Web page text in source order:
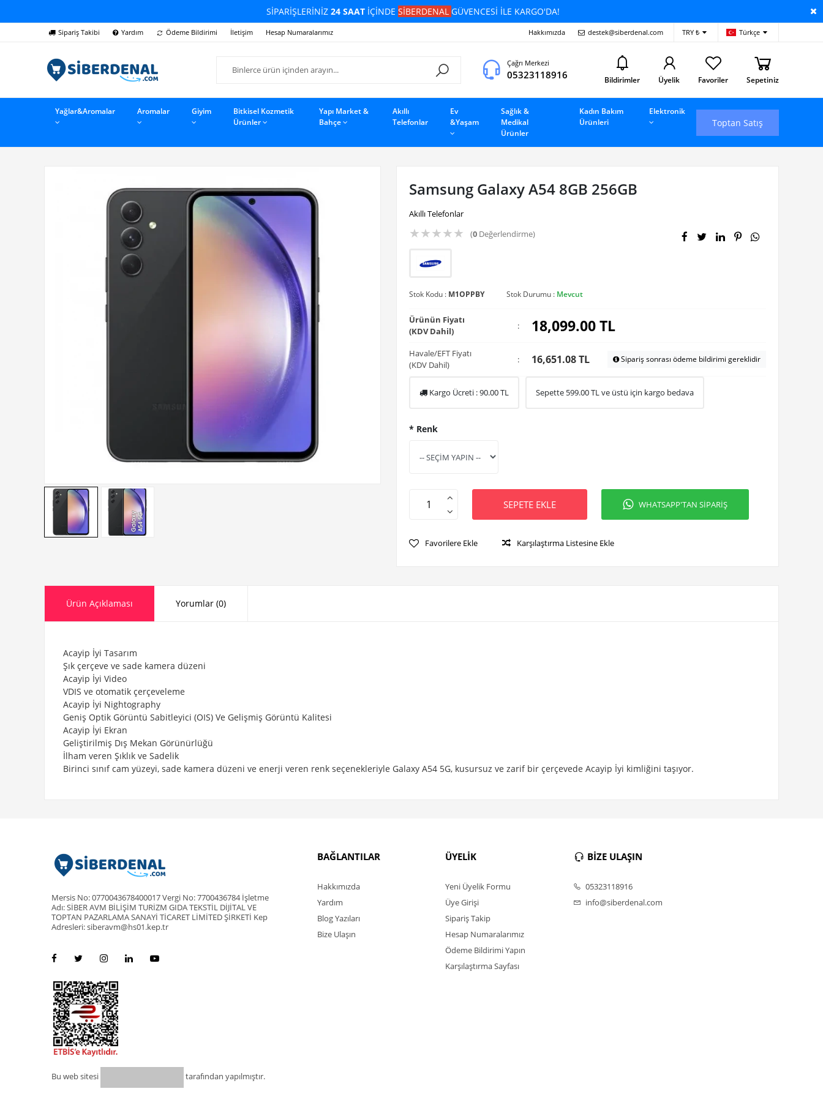
SİPARİŞLERİNİZ 24 SAATİÇİNDE SİBERDENAL GÜVENCESİ İLE KARGO'DA!
Sipariş Takibi Yardım Ödeme Bildirimi İletişim Hesap Numaralarımız Hakkımızda destek@siberdenal.com TRY ₺ Türkçe
Çağrı Merkezi
05323118916 Bildirimler Üyelik Favoriler Sepetiniz
Yağlar&Aromalar Aromalar Giyim
Bitkisel Kozmetik
Ürünler
Yapı Market &
Bahçe
Akıllı
Telefonlar
Ev
&Yaşam
Sağlık &
Medikal
Ürünler
Kadın Bakım
Ürünleri
Elektronik
Toptan Satış
Samsung Galaxy A54 8GB 256GB
Akıllı Telefonlar
★★★★★ (0 Değerlendirme)
Stok Kodu : M1OPPBY Stok Durumu : Mevcut
Ürünün Fiyatı
(KDV Dahil)
: 18,099.00TL
Havale/EFT Fiyatı
(KDV Dahil)
: 16,651.08 TL Sipariş sonrası ödeme bildirimi gereklidir
Kargo Ücreti :90.00TL Sepette 599.00TL ve üstü için kargo bedava
* Renk
SEPETE EKLE WHATSAPP'TAN SİPARİŞ
Favorilere Ekle Karşılaştırma Listesine Ekle
Ürün Açıklaması Yorumlar (0)
Acayip İyi Tasarım
Şık çerçeve ve sade kamera düzeni
Acayip İyi Video
VDIS ve otomatik çerçeveleme
Acayip İyi Nightography
Geniş Optik Görüntü Sabitleyici (OIS) Ve Gelişmiş Görüntü Kalitesi
Acayip İyi Ekran
Geliştirilmiş Dış Mekan Görünürlüğü
İlham veren Şıklık ve Sadelik
Birinci sınıf cam yüzeyi, sade kamera düzeni ve enerji veren renk seçenekleriyle Galaxy A54 5G, kusursuz ve zarif bir çerçevede Acayip İyi kimliğini taşıyor.
Mersis No: 0770043678400017 Vergi No: 7700436784 İşletme
Adı: SİBER AVM BİLİŞİM TURİZM GIDA TEKSTİL DİJİTAL VE
TOPTAN PAZARLAMA SANAYİ TİCARET LİMİTED ŞİRKETİ Kep
Adresleri: siberavm@hs01.kep.tr
Bu web sitesi tarafından yapılmıştır.
BAĞLANTILAR
Hakkımızda
Yardım
Blog Yazıları
Bize Ulaşın
ÜYELİK
Yeni Üyelik Formu
Üye Girişi
Sipariş Takip
Hesap Numaralarımız
Ödeme Bildirimi Yapın
Karşılaştırma Sayfası
BİZE ULAŞIN
05323118916
info@siberdenal.com